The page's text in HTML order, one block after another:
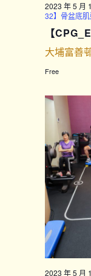
2023 年 5 月
32】骨盆底
【
大埔富善
Free
2023 年 5 月